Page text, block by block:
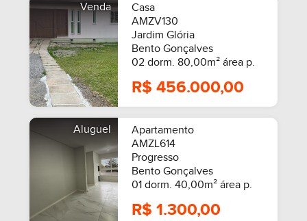
Venda
Casa
AMZV130
Jardim Glória
Bento Gonçalves
02 dorm. 80,00m² área p.
R$ 456.000,00
Aluguel
Apartamento
AMZL614
Progresso
Bento Gonçalves
01 dorm. 40,00m² área p.
R$ 1.300,00